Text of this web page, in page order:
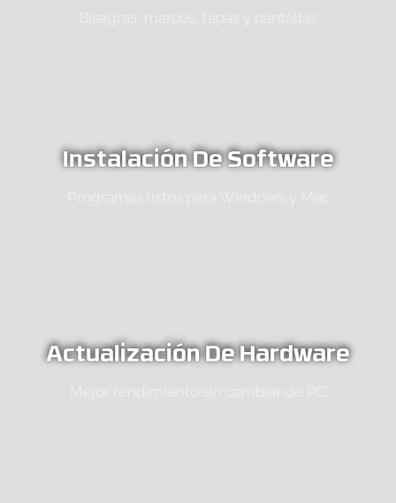
Bisagras, marcos, tapas y pantallas
Instalación De Software
Programas listos para Windows y Mac
Actualización De Hardware
Mejor rendimiento sin cambiar de PC